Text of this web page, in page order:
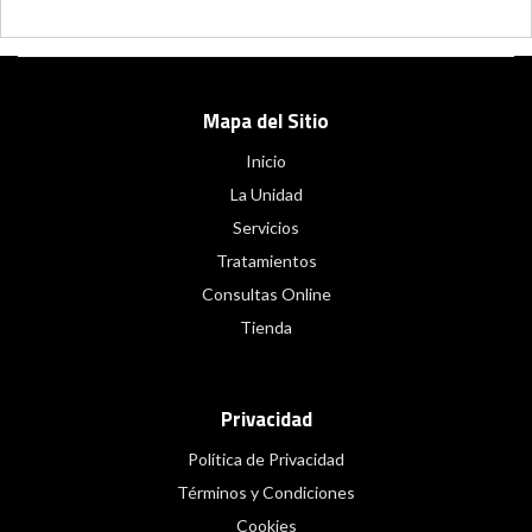
Mapa del Sitio
Inicio
La Unidad
Servicios
Tratamientos
Consultas Online
Tienda
Privacidad
Política de Privacidad
Términos y Condiciones
Cookies